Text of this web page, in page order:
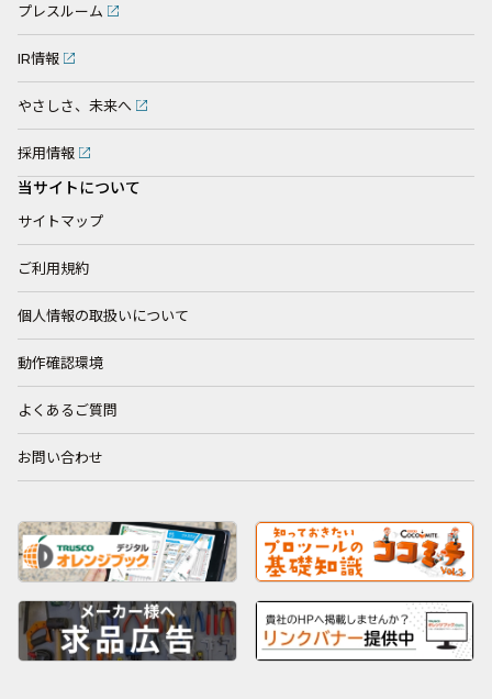
プレスルーム
IR情報
やさしさ、未来へ
採用情報
当サイトについて
サイトマップ
ご利用規約
個人情報の取扱いについて
動作確認環境
よくあるご質問
お問い合わせ